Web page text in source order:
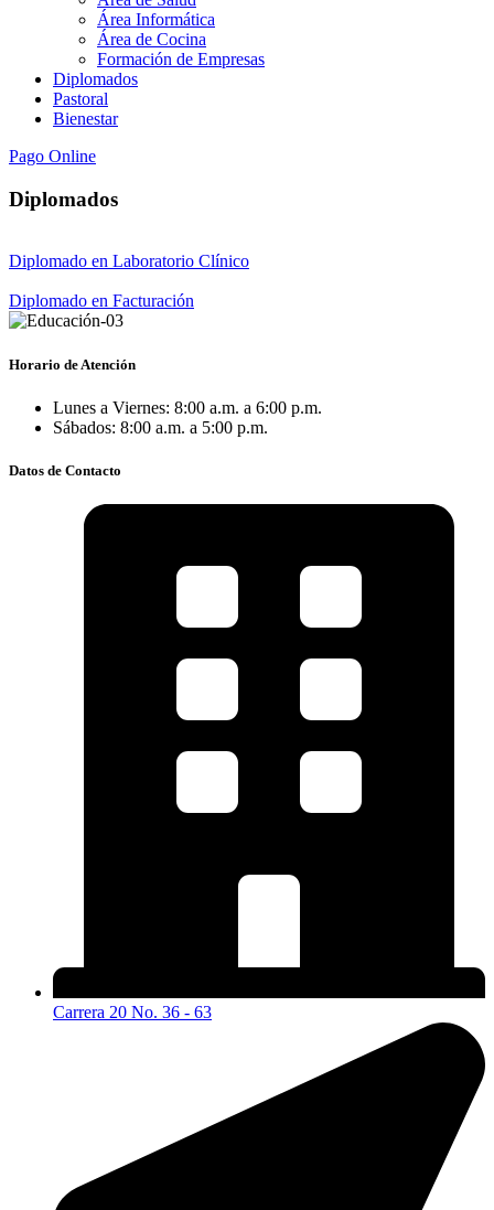
Área Informática
Área de Cocina
Formación de Empresas
Diplomados
Pastoral
Bienestar
Pago Online
Diplomados
Diplomado en Laboratorio Clínico
Diplomado en Facturación
Horario de Atención
Lunes a Viernes: 8:00 a.m. a 6:00 p.m.
Sábados: 8:00 a.m. a 5:00 p.m.
Datos de Contacto
Carrera 20 No. 36 - 63